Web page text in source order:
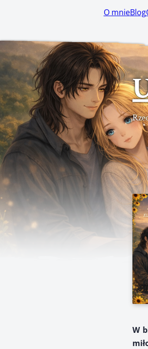
O mnieBlog
W